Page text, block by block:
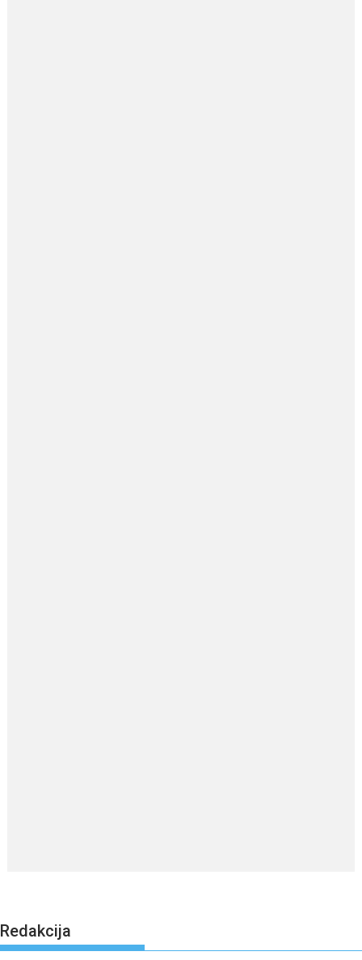
Redakcija